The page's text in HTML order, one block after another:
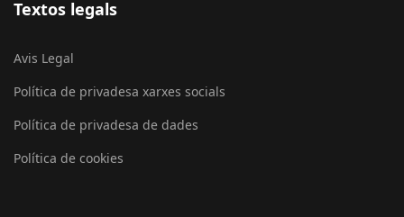
Textos legals
Avis Legal
Política de privadesa xarxes socials
Política de privadesa de dades
Política de cookies